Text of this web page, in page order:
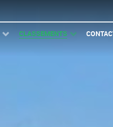
CLASSEMENTS